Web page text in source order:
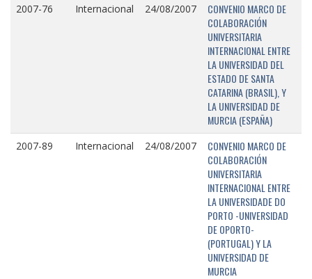
2007-76 Internacional 24/08/2007
CONVENIO MARCO DE
COLABORACIÓN
UNIVERSITARIA
INTERNACIONAL ENTRE
LA UNIVERSIDAD DEL
ESTADO DE SANTA
CATARINA (BRASIL), Y
LA UNIVERSIDAD DE
MURCIA (ESPAÑA)
2007-89 Internacional 24/08/2007
CONVENIO MARCO DE
COLABORACIÓN
UNIVERSITARIA
INTERNACIONAL ENTRE
LA UNIVERSIDADE DO
PORTO -UNIVERSIDAD
DE OPORTO-
(PORTUGAL) Y LA
UNIVERSIDAD DE
MURCIA